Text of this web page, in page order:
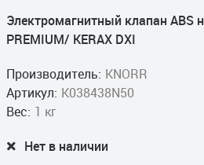
Электромагнитный клапан ABS
PREMIUM/ KERAX DXI
Производитель: KNORR
Артикул: K038438N50
Вес: 1 кг
Нет в наличии